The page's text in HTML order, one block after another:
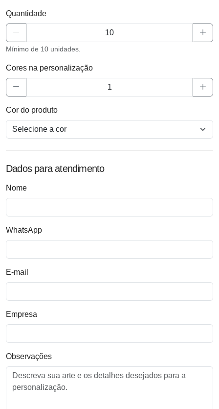
Quantidade
Mínimo de 10 unidades.
Cores na personalização
Cor do produto
Dados para atendimento
Nome
WhatsApp
E-mail
Empresa
Observações